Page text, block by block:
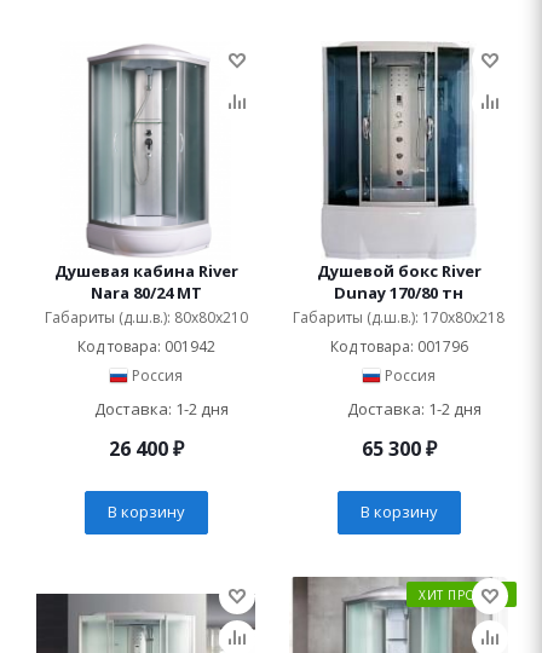
Душевая кабина River
Nara 80/24 МТ
Габариты (д.ш.в.): 80x80x210
Код товара: 001942
Россия
Доставка: 1-2 дня
26 400₽
В корзину
Душевой бокс River
Dunay 170/80 тн
Габариты (д.ш.в.): 170x80x218
Код товара: 001796
Россия
Доставка: 1-2 дня
65 300₽
В корзину
ХИТ ПРОДАЖ